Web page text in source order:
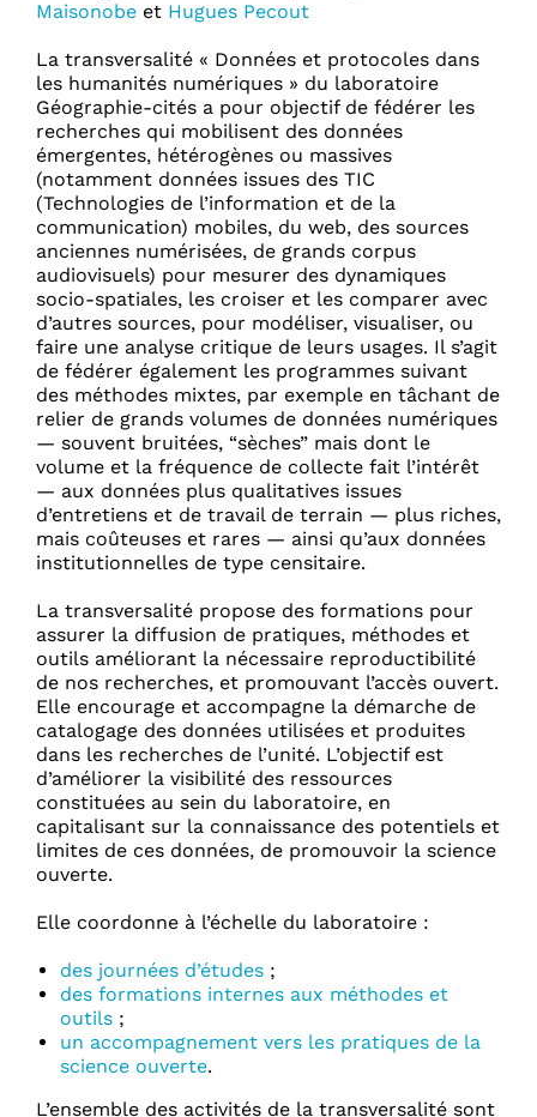
Maisonobe et Hugues Pecout
La transversalité « Données et protocoles dans
les humanités numériques » du laboratoire
Géographie-cités a pour objectif de fédérer les
recherches qui mobilisent des données
émergentes, hétérogènes ou massives
(notamment données issues des TIC
(Technologies de l’information et de la
communication) mobiles, du web, des sources
anciennes numérisées, de grands corpus
audiovisuels) pour mesurer des dynamiques
socio-spatiales, les croiser et les comparer avec
d’autres sources, pour modéliser, visualiser, ou
faire une analyse critique de leurs usages. Il s’agit
de fédérer également les programmes suivant
des méthodes mixtes, par exemple en tâchant de
relier de grands volumes de données numériques
— souvent bruitées, “sèches” mais dont le
volume et la fréquence de collecte fait l’intérêt
— aux données plus qualitatives issues
d’entretiens et de travail de terrain — plus riches,
mais coûteuses et rares — ainsi qu’aux données
institutionnelles de type censitaire.
La transversalité propose des formations pour
assurer la diffusion de pratiques, méthodes et
outils améliorant la nécessaire reproductibilité
de nos recherches, et promouvant l’accès ouvert.
Elle encourage et accompagne la démarche de
catalogage des données utilisées et produites
dans les recherches de l’unité. L’objectif est
d’améliorer la visibilité des ressources
constituées au sein du laboratoire, en
capitalisant sur la connaissance des potentiels et
limites de ces données, de promouvoir la science
ouverte.
Elle coordonne à l’échelle du laboratoire :
des journées d’études ;
des formations internes aux méthodes et
outils ;
un accompagnement vers les pratiques de la
science ouverte.
L’ensemble des activités de la transversalité sont